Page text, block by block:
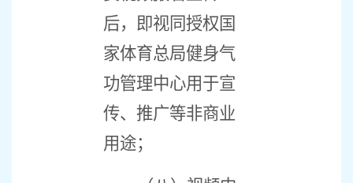
后，即视同授权国
家体育总局健身气
功管理中心用于宣
传、推广等非商业
用途；